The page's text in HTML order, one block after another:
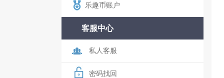
乐趣币账户
客服中心
私人客服
密码找回